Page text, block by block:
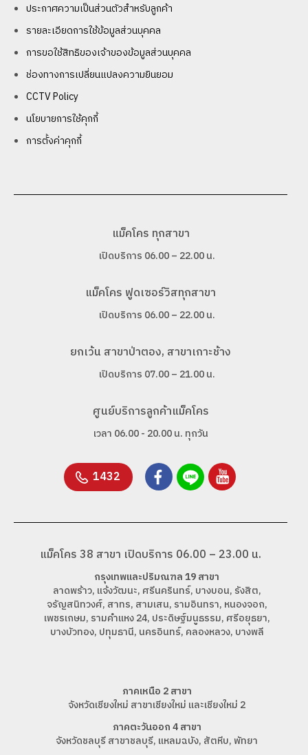
ประกาศความเป็นส่วนตัวสำหรับลูกค้า
รายละเอียดการใช้ข้อมูลส่วนบุคคล
การขอใช้สิทธิของเจ้าของข้อมูลส่วนบุคคล
ช่องทางการเปลี่ยนแปลงความยินยอม
CCTV Policy
นโยบายการใช้คุกกี้
การตั้งค่าคุกกี้
แม็คโคร ทุกสาขา
เปิดบริการ 06.00 – 22.00 น.
แม็คโคร ฟูดเซอร์วิสทุกสาขา
เปิดบริการ 06.00 – 22.00 น.
ยกเว้น สาขาป่าตอง, สาขาเกาะช้าง
เปิดบริการ 07.00 – 21.00 น.
ศูนย์บริการลูกค้าแม็คโคร
เวลา 06.00 - 20.00 น. ทุกวัน
1432
แม็คโคร 38 สาขา เปิดบริการ 06.00 – 23.00 น.
กรุงเทพและปริมณฑล 19 สาขา
ลาดพร้าว, แจ้งวัฒนะ, ศรีนครินทร์, บางบอน, รังสิต,
จรัญสนิทวงศ์, สาทร, สามเสน, รามอินทรา, หนองจอก,
เพชรเกษม, รามคำแหง 24, ประดิษฐ์มนูธรรม, ศรีอยุธยา,
บางบัวทอง, ปทุมธานี, นครอินทร์, คลองหลวง, บางพลี
ภาคเหนือ 2 สาขา
จังหวัดเชียงใหม่ สาขาเชียงใหม่ และเชียงใหม่ 2
ภาคตะวันออก 4 สาขา
จังหวัดชลบุรี สาขาชลบุรี, แหลมฉบัง, สัตหีบ, พัทยา